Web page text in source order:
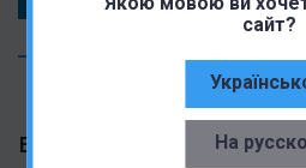
сайт?
На
Всего комментариев: 6